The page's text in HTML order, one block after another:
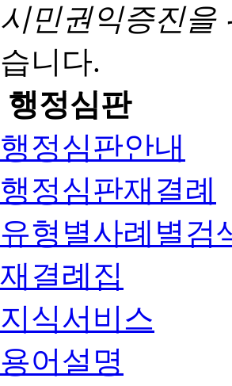
시민권익증진을
습니다.
행정심판
행정심판안내
행정심판재결례
유형별사례별검
재결례집
지식서비스
용어설명